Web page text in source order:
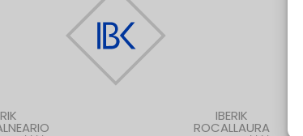
IBERIK
ROCALLAURA